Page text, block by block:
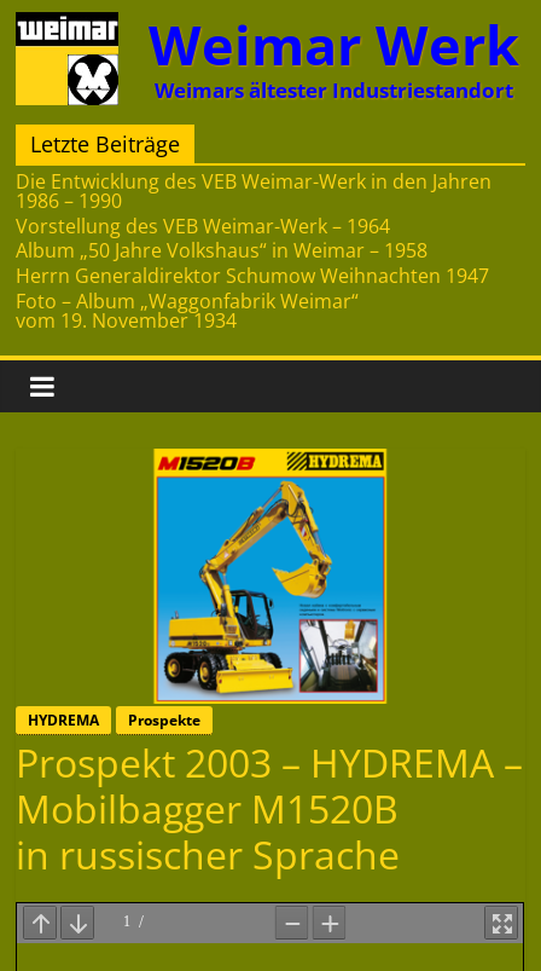
Zum
Inhalt
springen
Weimar Werk
Weimars ältester Industriestandort
Letzte Beiträge
Die Entwicklung des VEB Weimar-Werk in den Jahren
1986 – 1990
Vorstellung des VEB Weimar-Werk – 1964
Album „50 Jahre Volkshaus“ in Weimar – 1958
Herrn Generaldirektor Schumow Weihnachten 1947
Foto – Album „Waggonfabrik Weimar“
vom 19. November 1934
HYDREMA Prospekte
Prospekt 2003 – HYDREMA –
Mobilbagger M1520B
in russischer Sprache